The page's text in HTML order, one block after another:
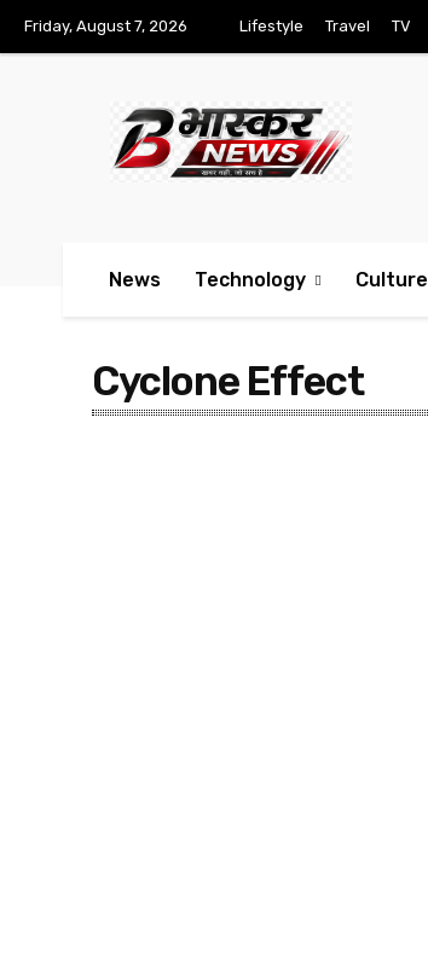
Friday, August 7, 2026 Lifestyle Travel TV
News Technology Culture
Cyclone Effect